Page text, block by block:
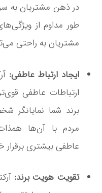
در ذهن مشتریان به
طور مداوم از
مشتریان به راحتی
ایجاد ارتباط عاطفی:
ارتباطات عاطفی
برند شما نمایانگر
مردم با آن‌ها
عاطفی بیشتری برقرار
تقویت هویت برند: